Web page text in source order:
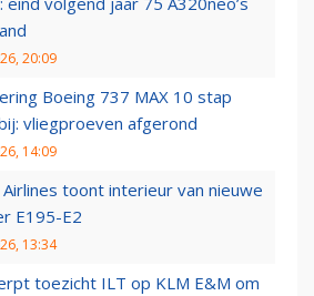
20:09
Boeing 737 MAX 10 stap
vliegproeven afgerond
14:09
Airlines toont interieur van nieuwe
E195-E2
13:34
toezicht ILT op KLM E&M om